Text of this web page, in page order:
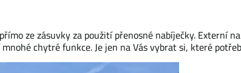
ze zásuvky za použití přenosné nabíječky. Externí
chytré funkce. Je jen na Vás vybrat si, které